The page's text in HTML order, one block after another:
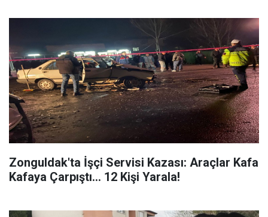
Zonguldak'ta İşçi Servisi Kazası: Araçlar Kafa
Kafaya Çarpıştı... 12 Kişi Yarala!